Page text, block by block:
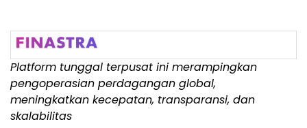
Platform tunggal terpusat ini merampingkan
pengoperasian perdagangan global,
meningkatkan kecepatan, transparansi, dan
skalabilitas